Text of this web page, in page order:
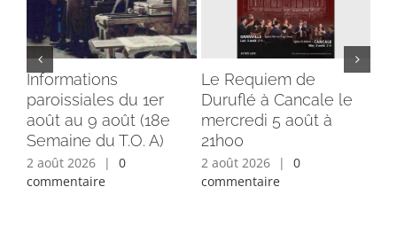
Informations
paroissiales du 1er
août au 9 août (18e
Semaine du T.O. A)
2 août 2026 |
0
commentaire
Le Requiem de
Duruflé à Cancale le
mercredi 5 août à
21h00
2 août 2026 |
0
commentaire